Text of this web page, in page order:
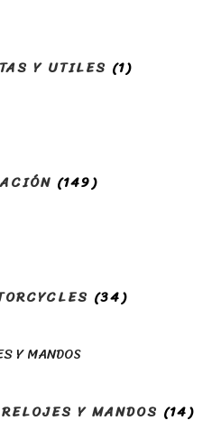
Y UTILES (1)
(149)
(34)
Y MANDOS (14)